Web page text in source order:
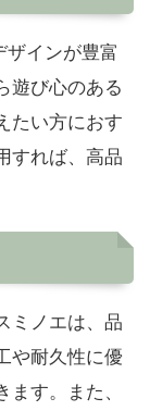
ザインが豊富
遊び心のある
たい方におす
すれば、高品
ミノエは、品
や耐久性に優
す。また、